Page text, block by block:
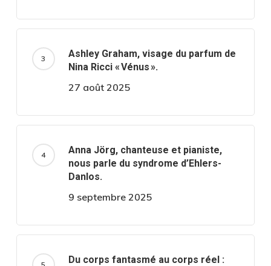
Ashley Graham, visage du parfum de
Nina Ricci « Vénus ».
27 août 2025
Anna Jörg, chanteuse et pianiste,
nous parle du syndrome d’Ehlers-
Danlos.
9 septembre 2025
Du corps fantasmé au corps réel :